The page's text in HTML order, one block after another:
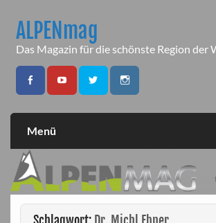
contentALPENmag
Das Magazin für die schönste Region der
Menü